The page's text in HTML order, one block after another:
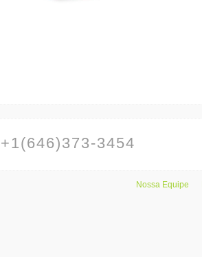
+1(646)373-3454
Nossa Equipe